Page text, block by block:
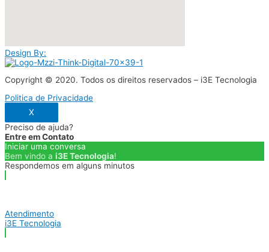
Design By:
Copyright © 2020. Todos os direitos reservados – i3E Tecnologia
Politica de Privacidade
X
Preciso de ajuda?
Entre em Contato
Iniciar uma conversa
Bem vindo a i3E Tecnologia!
Respondemos em alguns minutos
Atendimento
i3E Tecnologia